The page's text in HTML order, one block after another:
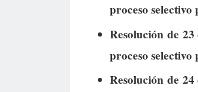
proceso
Resolución de
proceso
Resolución de